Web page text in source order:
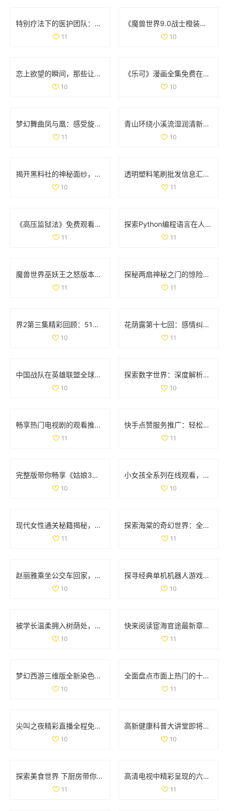
特别疗法下的医护团队：双重角色与责任分析
11
《魔兽世界9.0战士橙装全攻略：助你无敌于艾泽拉斯》
10
恋上欲望的瞬间，那些让人心跳加速的吻戏大盘点
10
《乐可》漫画全集免费在线阅读，畅享精彩剧情与精彩角色
10
梦幻舞曲凤与凰：感受旋律中的古典与现代交融
11
青山环绕小溪流湿润清新无泥恼人的田园景象
10
揭开黑料社的神秘面纱，探讨其背后的真相与影响
10
透明塑料笔刷批发信息汇总及价格优惠来源分析
11
《高压监狱法》免费观看，揭示法律与人性的深刻较量
11
探索Python编程语言在人与动物行为模拟中的应用与实践
11
魔兽世界巫妖王之怒版本最受欢迎职业全面分析与推荐
11
探秘两扇神秘之门的惊险视频体验与背后故事
11
界2第三集精彩回顾：51秒视频带你领略剧情高潮时刻
10
花荫露第十七回：感情纠葛与命运交错的奇妙旅程
11
中国战队在英雄联盟全球总决赛中的表现与名单分析
10
探索数字世界：深度解析35与дода的奇妙结合
10
畅享热门电视剧的观看推荐，77777免费观看尽在其中
11
快手点赞服务推广：轻松获取双重点赞的自助平台指南
11
完整版带你畅享《姑娘3》精彩剧情与国语配音全纪录
10
小女孩全系列在线观看，畅享高清精彩内容尽在掌握
10
现代女性通关秘籍揭秘，如何轻松完成文字找茬挑战
11
探索海棠的奇幻世界：全新游戏体验等你来揭晓
11
赵丽雅乘坐公交车回家，展现真实亲民的一面
10
探寻经典单机机器人游戏的魅力与 nostalgia 回忆之旅
10
被学长温柔拥入树荫处，心跳加速的感人瞬间
10
快来阅读宦海官途最新章节，畅享精彩故事新篇章
11
梦幻西游三维版全新染色系统上线，个性化角色打造新体验
10
全面盘点市面上热门的十款色情软件推荐与分析
11
尖叫之夜精彩直播全程免费看，与你共同感受音乐狂欢盛宴
10
高新健康科普大讲堂即将开启，12月2日至6日精彩课程安排揭晓
10
探索美食世界 下厨房带你领略烹饪的乐趣与创意
11
高清电视中精彩呈现的六部热播妻子题材影视作品推荐
11